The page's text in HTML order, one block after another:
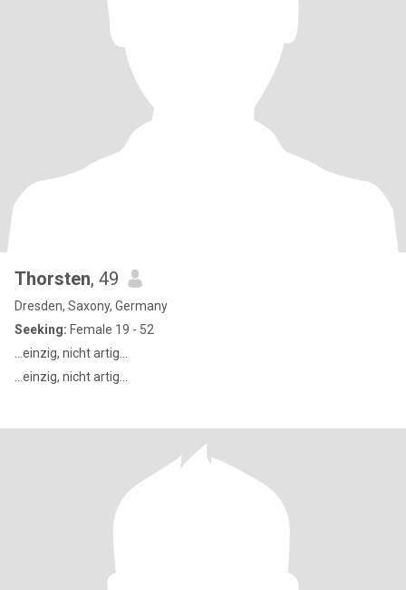
Thorsten, 49
Dresden, Saxony, Germany
Seeking: Female 19 - 52
…einzig, nicht artig…
…einzig, nicht artig…